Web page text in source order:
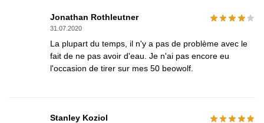
Jonathan Rothleutner
31.07.2020
La plupart du temps, il n'y a pas de problème avec le
fait de ne pas avoir d'eau. Je n'ai pas encore eu
l'occasion de tirer sur mes 50 beowolf.
Stanley Koziol